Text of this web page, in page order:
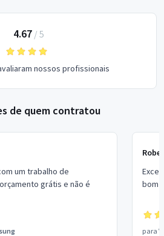
4.67/ 5
nossos profissionais
de quem contratou
um trabalho de
grátis e não é
bom
para